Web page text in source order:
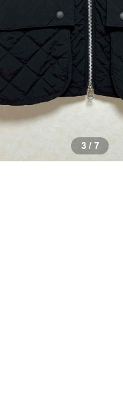
3 / 7